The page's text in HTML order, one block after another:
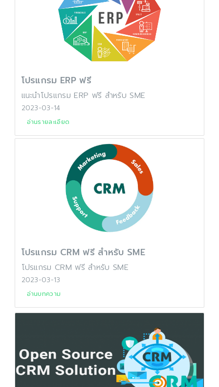
โปรแกรม ERP ฟรี
แนะนำโปรแกรม ERP ฟรี สำหรับ SME
2023-03-14
อ่านรายละเอียด
โปรแกรม CRM ฟรี สำหรับ SME
โปรแกรม CRM ฟรี สำหรับ SME
2023-03-13
อ่านบทความ